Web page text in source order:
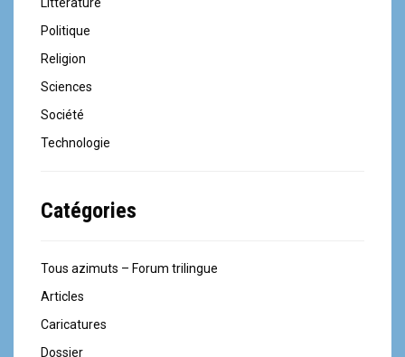
Politique
Religion
Sciences
Société
Technologie
Catégories
Tous azimuts – Forum trilingue
Articles
Caricatures
Dossier